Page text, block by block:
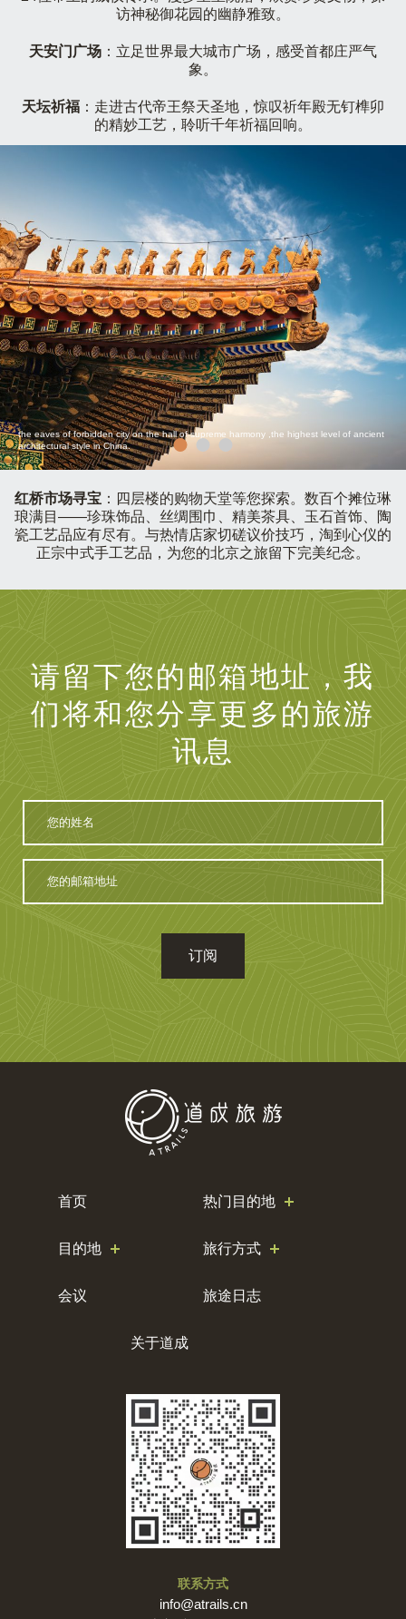
访神秘御花园的幽静雅致。
天安门广场 ：立足世界最大城市广场，感受首都庄严气
象。
天坛祈福 ：走进古代帝王祭天圣地，惊叹祈年殿无钉榫卯
的精妙工艺，聆听千年祈福回响。
the eaves of forbidden city on the hall of supreme harmony ,the highest level of ancient
architectural style in China.
红桥市场寻宝 ：四层楼的购物天堂等您探索。数百个摊位琳
琅满目——珍珠饰品、丝绸围巾、精美茶具、玉石首饰、陶
瓷工艺品应有尽有。与热情店家切磋议价技巧，淘到心仪的
正宗中式手工艺品，为您的北京之旅留下完美纪念。
请留下您的邮箱地址，我
们将和您分享更多的旅游
讯息
您
名
箱
首页 热门目的地
目的地 旅行方式
会议 旅途日志
关于道成
联系方式
info@atrails.cn